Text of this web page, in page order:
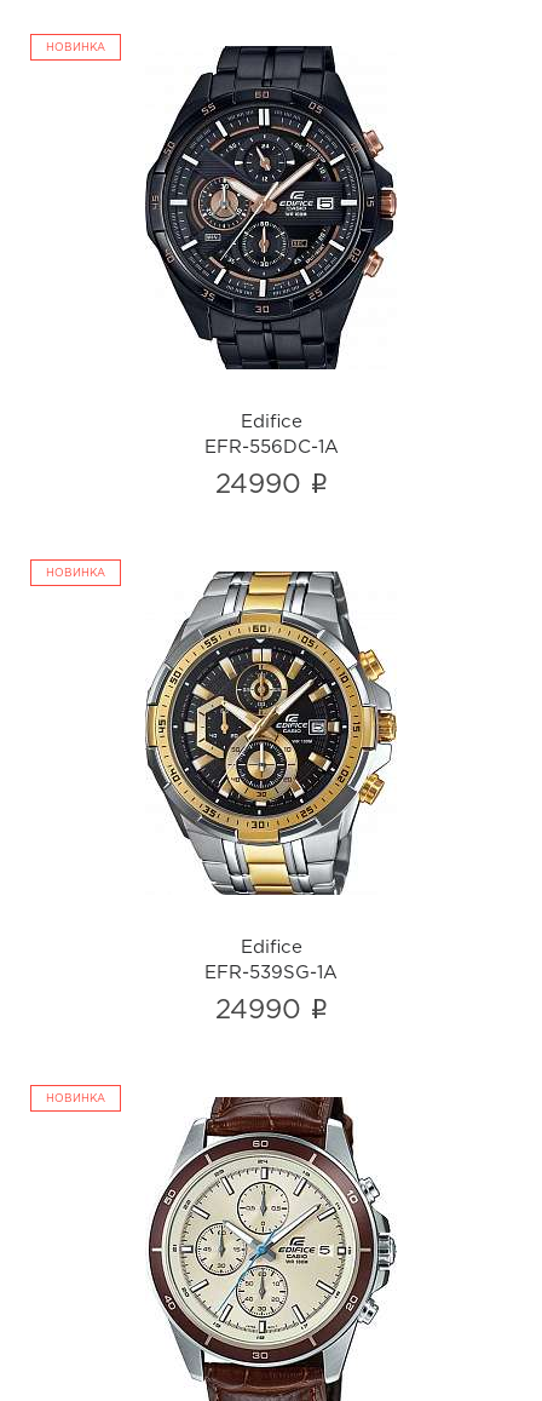
НОВИНКА
Edifice
EFR-556DC-1A
i
Edifice
EFR-556DC-1A
24990 i
НОВИНКА
Edifice
EFR-539SG-1A
i
Edifice
EFR-539SG-1A
24990 i
НОВИНКА
Edifice
EFR-526L-7B
i